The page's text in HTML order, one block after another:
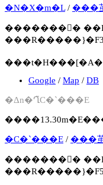
�N�X�m�L/ ���
�������񍐏�
���R�����}�F3
Google / Map / DB
�Δn�Ղ̃C�`���E
�C�`���E / ���
�������񍐏�